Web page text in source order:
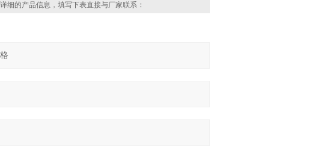
细的产品信息，填写下表直接与厂家联系：